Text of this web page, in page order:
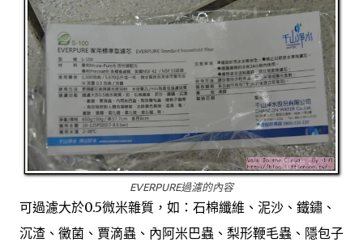
EVERPURE過濾的內容
可過濾大於0.5微米雜質，如：石棉纖維、泥沙、鐵鏽、
沉渣、黴菌、賈滴蟲、內阿米巴蟲、梨形鞭毛蟲、隱包子